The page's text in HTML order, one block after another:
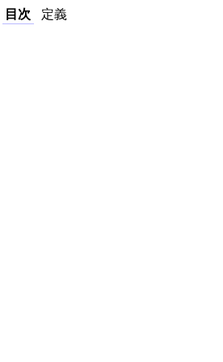
目次 定義